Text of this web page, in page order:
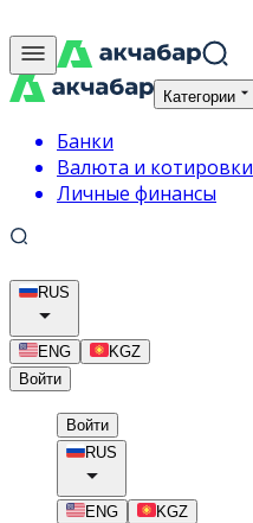
Категории
Банки
Валюта и котировки
Личные финансы
RUS
ENG
KGZ
Войти
Войти
RUS
ENG KGZ